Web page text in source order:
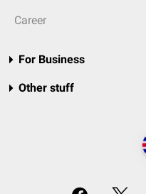
Career
For Business
Other stuff